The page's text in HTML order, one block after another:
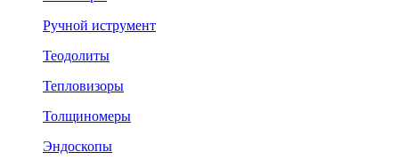
Ручной иструмент
Теодолиты
Тепловизоры
Толщиномеры
Эндоскопы